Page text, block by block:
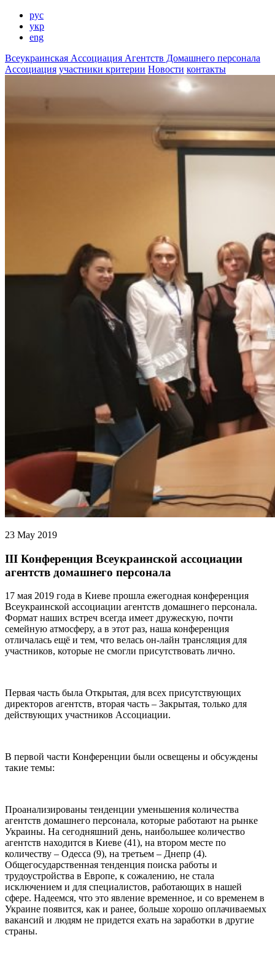
рус
укр
eng
Всеукраинская Ассоциация Агентств Домашнего персонала
Ассоциация участники критерии Новости контакты
23 May 2019
III Конференция Всеукраинской ассоциации
агентств домашнего персонала
17 мая 2019 года в Киеве прошла ежегодная конференция
Всеукраинской ассоциации агентств домашнего персонала.
Формат наших встреч всегда имеет дружескую, почти
семейную атмосферу, а в этот раз, наша конференция
отличалась ещё и тем, что велась он-лайн трансляция для
участников, которые не смогли присутствовать лично.
Первая часть была Открытая, для всех присутствующих
директоров агентств, вторая часть – Закрытая, только для
действующих участников Ассоциации.
В первой части Конференции были освещены и обсуждены
такие темы:
Проанализированы тенденции уменьшения количества
агентств домашнего персонала, которые работают на рынке
Украины. На сегодняшний день, наибольшее количество
агентств находится в Киеве (41), на втором месте по
количеству – Одесса (9), на третьем – Днепр (4).
Общегосударственная тенденция поиска работы и
трудоустройства в Европе, к сожалению, не стала
исключением и для специалистов, работающих в нашей
сфере. Надеемся, что это явление временное, и со временем в
Украине появится, как и ранее, больше хорошо оплачиваемых
вакансий и людям не придется ехать на заработки в другие
страны.